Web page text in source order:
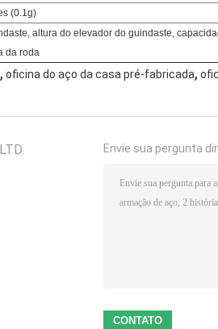
(0.1g)
altura do elevador do guindaste,
da roda
, oficina do aço da casa pré-fabricada,
Envie sua pergunta